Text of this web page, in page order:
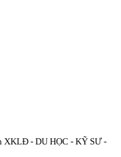
XKLĐ - DU HỌC - KỸ SƯ -